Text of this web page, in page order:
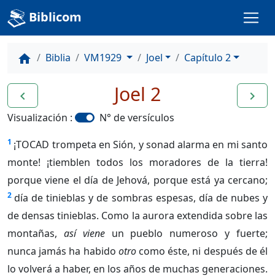
Biblicom
home Biblia VM1929 Joel Capítulo 2
navigate_before navigate_next
Joel 2
Visualización : N° de versículos
1 ¡TOCAD trompeta en Sión, y sonad alarma en mi santo
monte! ¡tiemblen todos los moradores de la tierra!
porque viene el día de Jehová, porque está ya cercano;
2 día de tinieblas y de sombras espesas, día de nubes y
de densas tinieblas. Como la aurora extendida sobre las
montañas, así vieneun pueblo numeroso y fuerte;
nunca jamás ha habido otrocomo éste, ni después de él
lo volverá a haber, en los años de muchas generaciones.